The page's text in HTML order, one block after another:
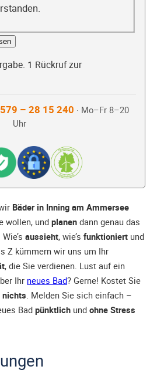
1 Rückruf zur
– 28 15 240 · Mo–Fr 8–20
Uhr
Bäder in Inning am Ammersee
wollen, und planen dann genau das
aussieht, wie’s funktioniert und
Z kümmern wir uns um Ihr
, die Sie verdienen. Lust auf ein
Ihr neues Bad? Gerne! Kostet Sie
. Melden Sie sich einfach –
Bad pünktlich und ohne Stress